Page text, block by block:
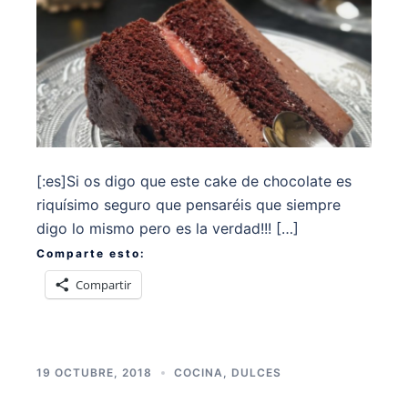
[:es]Si os digo que este cake de chocolate es
riquísimo seguro que pensaréis que siempre
digo lo mismo pero es la verdad!!! […]
Comparte esto:
Compartir
19 OCTUBRE, 2018 COCINA DULCES